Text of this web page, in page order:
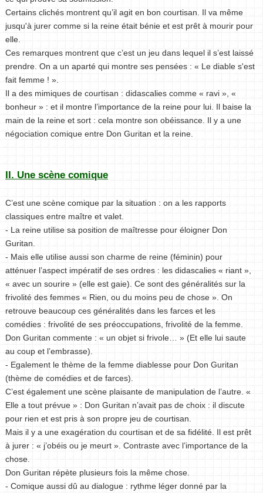
Certains clichés montrent qu’il agit en bon courtisan. Il va même
jusqu'à jurer comme si la reine était bénie et est prêt à mourir pour
elle.
Ces remarques montrent que c’est un jeu dans lequel il s’est laissé
prendre. On a un aparté qui montre ses pensées : « Le diable s'est
fait femme ! ».
Il a des mimiques de courtisan : didascalies comme « ravi », «
bonheur » : et il montre l’importance de la reine pour lui. Il baise la
main de la reine et sort : cela montre son obéissance. Il y a une
négociation comique entre Don Guritan et la reine.
II. Une scène comique
C’est une scène comique par la situation : on a les rapports
classiques entre maître et valet.
- La reine utilise sa position de maîtresse pour éloigner Don
Guritan.
- Mais elle utilise aussi son charme de reine (féminin) pour
atténuer l’aspect impératif de ses ordres : les didascalies « riant »,
« avec un sourire » (elle est gaie). Ce sont des généralités sur la
frivolité des femmes « Rien, ou du moins peu de chose ». On
retrouve beaucoup ces généralités dans les farces et les
comédies : frivolité de ses préoccupations, frivolité de la femme.
Don Guritan commente : « un objet si frivole… » (Et elle lui saute
au coup et l’embrasse).
- Egalement le thème de la femme diablesse pour Don Guritan
(thème de comédies et de farces).
C’est également une scène plaisante de manipulation de l’autre. «
Elle a tout prévue » : Don Guritan n’avait pas de choix : il discute
pour rien et est pris à son propre jeu de courtisan.
Mais il y a une exagération du courtisan et de sa fidélité. Il est prêt
à jurer : « j’obéis ou je meurt ». Contraste avec l’importance de la
chose.
Don Guritan répète plusieurs fois la même chose.
- Comique aussi dû au dialogue : rythme léger donné par la